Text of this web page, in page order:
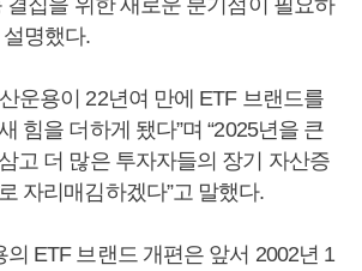
명했다.
운용이 22년여 만에 ETF 브랜드를
힘을 더하게 됐다”며 “2025년을 큰
고 더 많은 투자자들의 장기 자산증
자리매김하겠다”고 말했다.
ETF 브랜드 개편은 앞서 2002년 1